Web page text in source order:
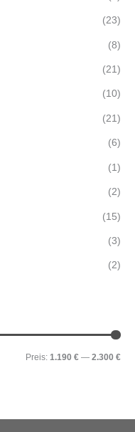
(23)
(8)
(21)
(10)
(21)
(6)
(1)
(2)
(15)
(3)
(2)
Preis: 1.190 € — 2.300 €